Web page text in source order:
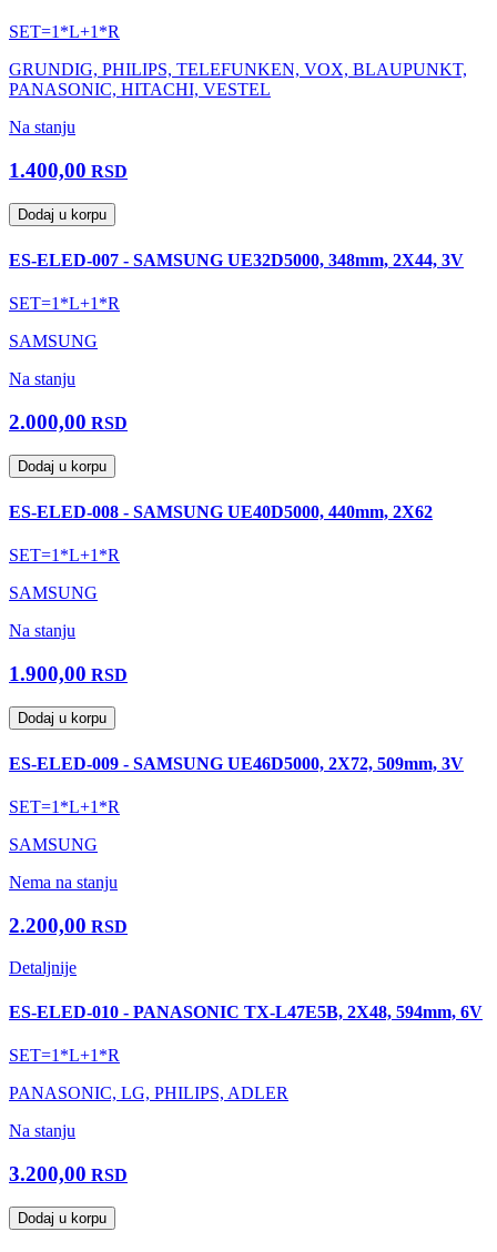
SET=1*L+1*R
GRUNDIG, PHILIPS, TELEFUNKEN, VOX, BLAUPUNKT,
PANASONIC, HITACHI, VESTEL
Na stanju
1.400,00 RSD
Dodaj u korpu
ES-ELED-007 - SAMSUNG UE32D5000, 348mm, 2X44, 3V
SET=1*L+1*R
SAMSUNG
Na stanju
2.000,00 RSD
Dodaj u korpu
ES-ELED-008 - SAMSUNG UE40D5000, 440mm, 2X62
SET=1*L+1*R
SAMSUNG
Na stanju
1.900,00 RSD
Dodaj u korpu
ES-ELED-009 - SAMSUNG UE46D5000, 2X72, 509mm, 3V
SET=1*L+1*R
SAMSUNG
Nema na stanju
2.200,00 RSD
Detaljnije
ES-ELED-010 - PANASONIC TX-L47E5B, 2X48, 594mm, 6V
SET=1*L+1*R
PANASONIC, LG, PHILIPS, ADLER
Na stanju
3.200,00 RSD
Dodaj u korpu